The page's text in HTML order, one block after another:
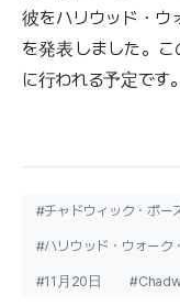
彼をハリウッド・ウ
を発表しました。
に行われる予定です。
#チャドウィック・ボー
#ハリウッド・ウォーク
#11月20日